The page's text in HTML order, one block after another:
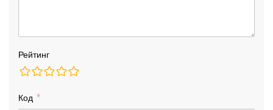
Рейтинг
Код